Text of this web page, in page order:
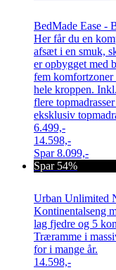
BedMade Ease -
Her får du en
afsæt i en smuk,
er opbygget med
fem
hele kroppen.
flere
eksklusiv
6.499,-
14.598,-
Spar8.099,-
Spar 54%
Urban Unlimited
Kontinentalseng
lag fjedre og 5
Træramme i
for i mange år.
14.598,-